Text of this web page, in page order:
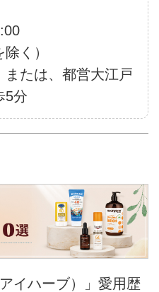
く）
たは、都営大江戸
5分
イハーブ）」愛用歴